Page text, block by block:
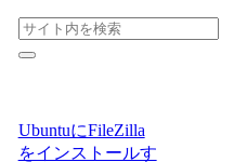
UbuntuにFileZilla
をインストールす